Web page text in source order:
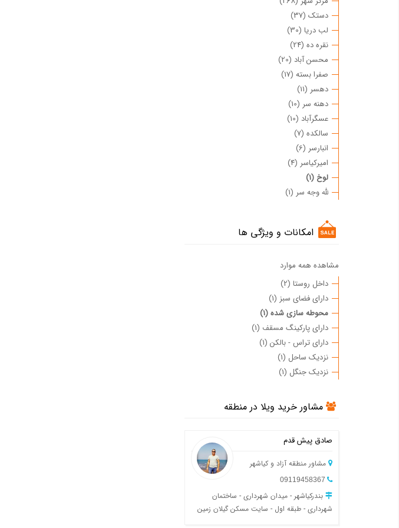
دستک (37)
لب دریا (30)
نقره ده (24)
محسن آباد (20)
صفرا بسته (17)
دهسر (11)
دهنه سر (10)
عسگرآباد (10)
سالکده (7)
انبارسر (6)
امیرکیاسر (4)
لوخ (1)
لله وجه سر (1)
امکانات و ویژگی ها
مشاهده همه موارد
داخل روستا (2)
دارای فضای سبز (1)
محوطه سازی شده (1)
دارای پارکینگ مسقف (1)
دارای تراس - بالکن (1)
نزدیک ساحل (1)
نزدیک جنگل (1)
مشاور خرید ویلا در منطقه
صادق پیش قدم
مشاور منطقه آزاد و کیاشهر
بندرکیاشهر - میدان شهرداری - ساختمان
شهرداری - طبقه اول - سایت مسکن گیلان زمین